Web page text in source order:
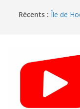
Récents :
Île de
Île de
Île de